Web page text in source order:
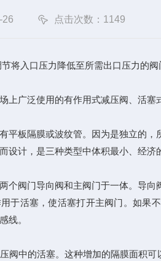
26 点击次数：1149
入口压力降低至所需出口压力的阀
广泛使用的有作用式减压阀、活塞
板隔膜或波纹管。因为是独立的，
计，是三种类型中体积最小、经济
阀门导向阀和主阀门于一体。导向
活塞，使活塞打开主阀门。如果不
线。
中的活塞。这种增加的隔膜面积可